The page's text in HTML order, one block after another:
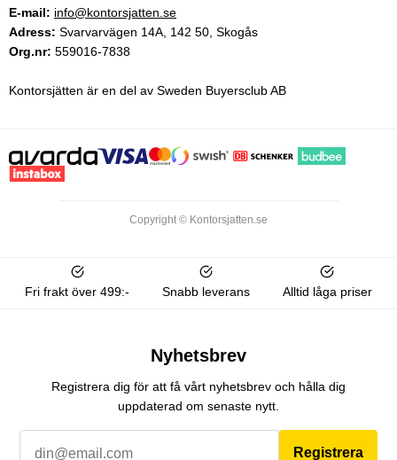
E-mail: info@kontorsjatten.se
Adress: Svarvarvägen 14A, 142 50, Skogås
Org.nr: 559016-7838
Kontorsjätten är en del av Sweden Buyersclub AB
Copyright © Kontorsjatten.se
Fri frakt över 499:- Snabb leverans Alltid låga priser
Nyhetsbrev
Registrera dig för att få vårt nyhetsbrev och hålla dig
uppdaterad om senaste nytt.
Registrera